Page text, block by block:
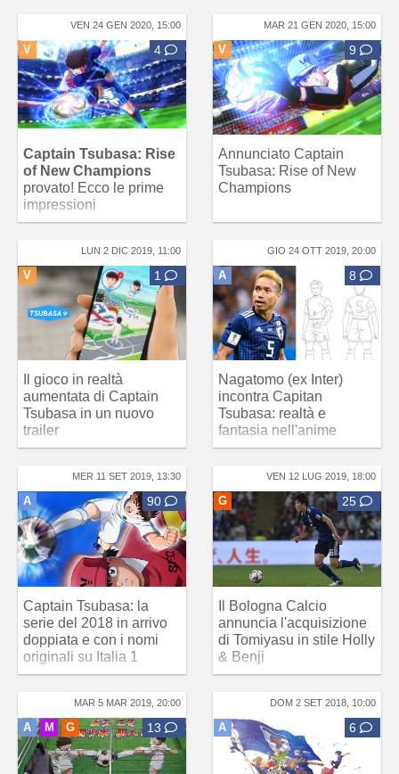
VEN 24 GEN 2020, 15:00
V 4
Captain Tsubasa: Rise
of New Champions
provato! Ecco le prime
impressioni
MAR 21 GEN 2020, 15:00
V 9
Annunciato Captain
Tsubasa: Rise of New
Champions
LUN 2 DIC 2019, 11:00
V 1
Il gioco in realtà
aumentata di Captain
Tsubasa in un nuovo
trailer
GIO 24 OTT 2019, 20:00
A 8
Nagatomo (ex Inter)
incontra Capitan
Tsubasa: realtà e
fantasia nell'anime
MER 11 SET 2019, 13:30
A 90
Captain Tsubasa: la
serie del 2018 in arrivo
doppiata e con i nomi
originali su Italia 1
VEN 12 LUG 2019, 18:00
G 25
Il Bologna Calcio
annuncia l'acquisizione
di Tomiyasu in stile Holly
& Benji
MAR 5 MAR 2019, 20:00
A M G 13
DOM 2 SET 2018, 10:00
A 6